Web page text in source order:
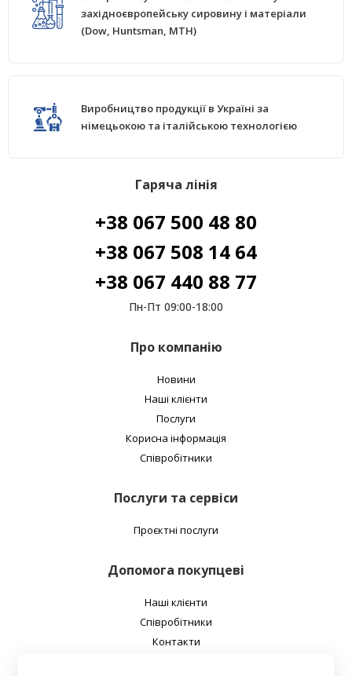
західноєвропейську сировину і матеріали
(Dow, Huntsman, MTH)
Виробництво продукції в Україні за
німецьокою та італійською технологією
Гаряча лінія
+38 067 500 48 80
+38 067 508 14 64
+38 067 440 88 77
Пн-Пт 09:00-18:00
Про компанію
Новини
Наші клієнти
Послуги
Корисна інформація
Співробітники
Послуги та сервіси
Проєктні послуги
Допомога покупцеві
Наші клієнти
Співробітники
Контакти